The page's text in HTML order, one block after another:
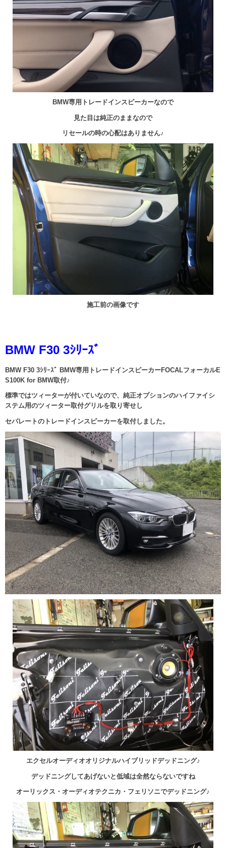
BMW専用トレードインスピーカーなので
見た目は純正のままなので
リセールの時の心配はありません♪
施工前の画像です
BMW F30 3ｼﾘｰｽﾞ
BMW F30 3ｼﾘｰｽﾞ BMW専用トレードインスピーカーFOCALフォーカルE
S100K for BMW取付♪
標準ではツィーターが付いていなので、純正オプションのハイファイシ
ステム用のツィーター取付グリルを取り寄せし
セパレートのトレードインスピーカーを取付しました。
エクセルオーディオオリジナルハイブリッドデッドニング♪
デッドニングしてあげないと低域は全然ならないですね
オーリックス・オーディオテクニカ・フェリソニでデッドニング♪